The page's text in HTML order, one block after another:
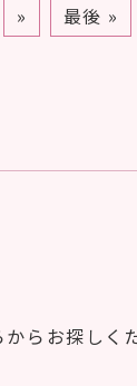
» 最後 »
らお探しく